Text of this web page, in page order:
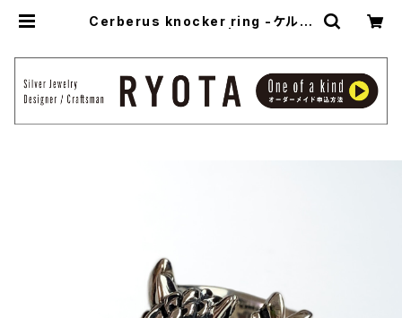
Cerberus knocker ring -ケルベ